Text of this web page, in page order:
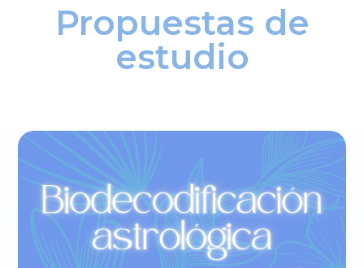
Propuestas de
estudio